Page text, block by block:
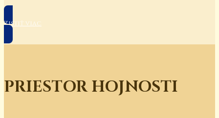
Zistiť viac
PRIESTOR HOJNOSTI